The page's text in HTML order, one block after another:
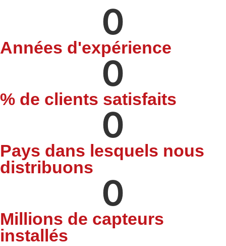
0
Années d'expérience
0
% de clients satisfaits
0
Pays dans lesquels nous
distribuons
0
Millions de capteurs
installés